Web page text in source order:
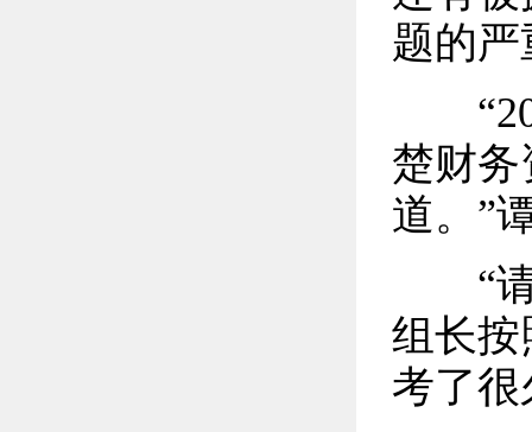
题的
楚财
道。”
“请
组长按
考了